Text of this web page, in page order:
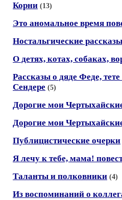
Корни (13)
Это аномальное время
Ностальгические рассказы
О детях, котах, собаках,
Рассказы о дяде Феде,
Сендере (5)
Дорогие мои
Дорогие мои
Публицистические очерки
Я лечу к тебе, мама!
Таланты и полковники (4)
Из воспоминаний о